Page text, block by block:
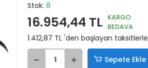
Stok: 8
16.954,44 TL KARGO
BEDAVA
1.412,87 TL 'den başlayan taksitlerle
Sepete Ekle